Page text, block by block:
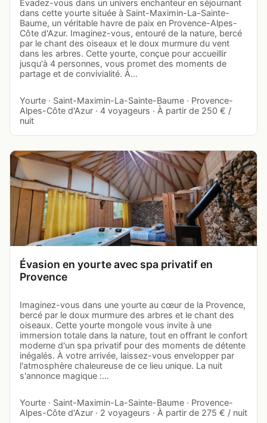
Évadez-vous dans un univers enchanteur en séjournant
dans cette yourte située à Saint-Maximin-La-Sainte-
Baume, un véritable havre de paix en Provence-Alpes-
Côte d'Azur. Imaginez-vous, entouré de la nature, bercé
par le chant des oiseaux et le doux murmure du vent
dans les arbres. Cette yourte, conçue pour accueillir
jusqu'à 4 personnes, vous promet des moments de
partage et de convivialité. À…
Yourte · Saint-Maximin-La-Sainte-Baume · Provence-
Alpes-Côte d'Azur · 4 voyageurs · À partir de 250 € /
nuit
Évasion en yourte avec spa privatif en
Provence
Imaginez-vous dans une yourte au cœur de la Provence,
bercé par le doux murmure des arbres et le chant des
oiseaux. Cette yourte mongole vous invite à une
immersion totale dans la nature, tout en offrant le confort
moderne d'un spa privatif pour des moments de détente
inégalés. À votre arrivée, laissez-vous envelopper par
l'atmosphère chaleureuse de ce lieu unique. La nuit
s'annonce magique :…
Yourte · Saint-Maximin-La-Sainte-Baume · Provence-
Alpes-Côte d'Azur · 2 voyageurs · À partir de 275 € / nuit